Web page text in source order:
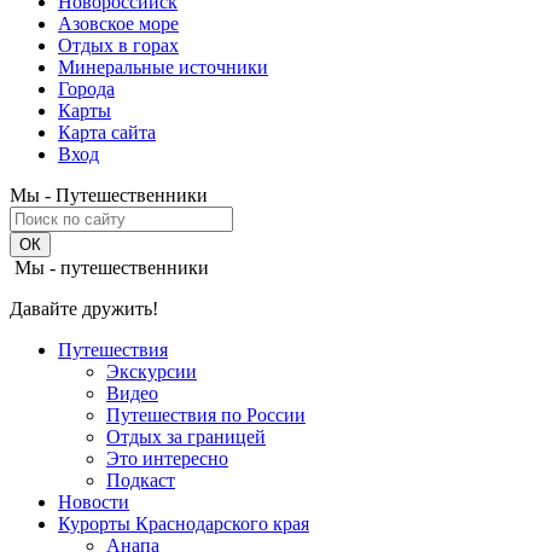
Азовское море
Отдых в горах
Минеральные источники
Города
Карты
Карта сайта
Вход
Мы - Путешественники
Мы - путешественники
Давайте дружить!
Путешествия
Экскурсии
Видео
Путешествия по России
Отдых за границей
Это интересно
Подкаст
Новости
Курорты Краснодарского края
Анапа